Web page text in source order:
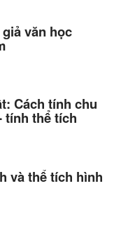
văn học
Cách tính chu
tính thể tích
và thể tích hình